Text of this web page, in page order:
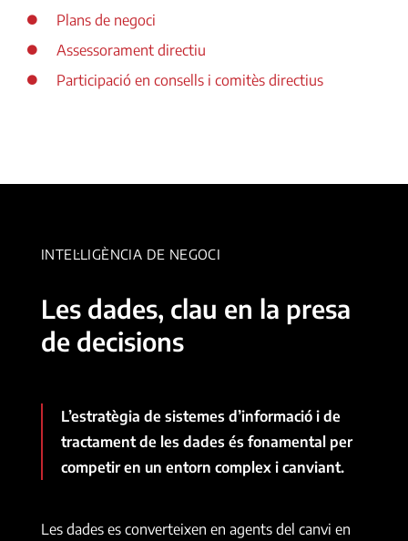
Plans de negoci
Assessorament directiu
Participació en consells i comitès directius
INTEL·LIGÈNCIA DE NEGOCI
Les dades, clau en la presa
de decisions
L’estratègia de sistemes d’informació i de
tractament de les dades és fonamental per
competir en un entorn complex i canviant.
Les dades es converteixen en agents del canvi en